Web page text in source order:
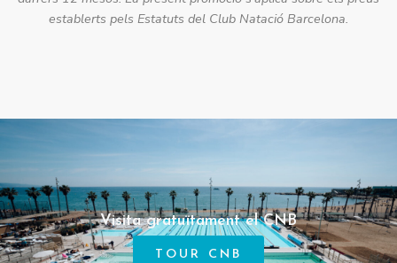
establerts pels Estatuts del Club Natació Barcelona.
Visita gratuïtament el CNB
TOUR CNB